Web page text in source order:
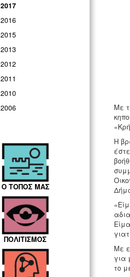
2017
2016
2015
2013
2012
2011
2010
2006
Ο ΤΟΠΟΣ ΜΑΣ
ΠΟΛΙΤΙΣΜΟΣ
Με
Η
Με
για
το